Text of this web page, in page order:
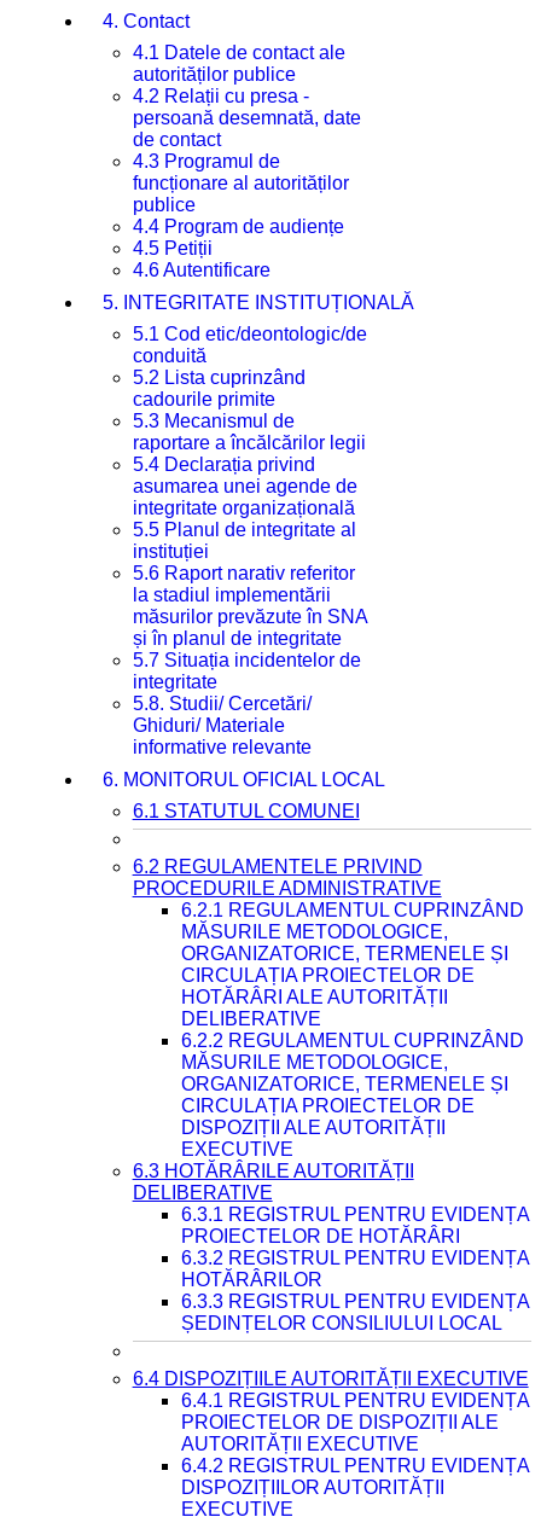
4. Contact
4.1 Datele de contact ale
autorităților publice
4.2 Relații cu presa -
persoană desemnată, date
de contact
4.3 Programul de
funcționare al autorităților
publice
4.4 Program de audiențe
4.5 Petiții
4.6 Autentificare
5. INTEGRITATE INSTITUȚIONALĂ
5.1 Cod etic/deontologic/de
conduită
5.2 Lista cuprinzând
cadourile primite
5.3 Mecanismul de
raportare a încălcărilor legii
5.4 Declarația privind
asumarea unei agende de
integritate organizațională
5.5 Planul de integritate al
instituției
5.6 Raport narativ referitor
la stadiul implementării
măsurilor prevăzute în SNA
și în planul de integritate
5.7 Situația incidentelor de
integritate
5.8. Studii/ Cercetări/
Ghiduri/ Materiale
informative relevante
6. MONITORUL OFICIAL LOCAL
6.1 STATUTUL COMUNEI
6.2 REGULAMENTELE PRIVIND
PROCEDURILE ADMINISTRATIVE
6.2.1 REGULAMENTUL CUPRINZÂND
MĂSURILE METODOLOGICE,
ORGANIZATORICE, TERMENELE ȘI
CIRCULAȚIA PROIECTELOR DE
HOTĂRÂRI ALE AUTORITĂȚII
DELIBERATIVE
6.2.2 REGULAMENTUL CUPRINZÂND
MĂSURILE METODOLOGICE,
ORGANIZATORICE, TERMENELE ȘI
CIRCULAȚIA PROIECTELOR DE
DISPOZIȚII ALE AUTORITĂȚII
EXECUTIVE
6.3 HOTĂRÂRILE AUTORITĂȚII
DELIBERATIVE
6.3.1 REGISTRUL PENTRU EVIDENȚA
PROIECTELOR DE HOTĂRÂRI
6.3.2 REGISTRUL PENTRU EVIDENȚA
HOTĂRÂRILOR
6.3.3 REGISTRUL PENTRU EVIDENȚA
ȘEDINȚELOR CONSILIULUI LOCAL
6.4 DISPOZIȚIILE AUTORITĂȚII EXECUTIVE
6.4.1 REGISTRUL PENTRU EVIDENȚA
PROIECTELOR DE DISPOZIȚII ALE
AUTORITĂȚII EXECUTIVE
6.4.2 REGISTRUL PENTRU EVIDENȚA
DISPOZIȚIILOR AUTORITĂȚII
EXECUTIVE